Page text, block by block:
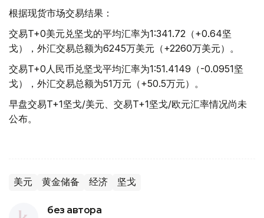
根据现货市场交易结果：
交易T+0美元兑坚戈的平均汇率为1:341.72（+0.64坚
戈），外汇交易总额为6245万美元（+2260万美元）。
交易T+0人民币兑坚戈平均汇率为1:51.4149（-0.0951坚
戈），外汇交易总额为51万元（+50.5万元）。
早盘交易T+1坚戈/美元、交易T+1坚戈/欧元汇率情况尚未
公布。
美元 黄金储备 经济 坚戈
без автора